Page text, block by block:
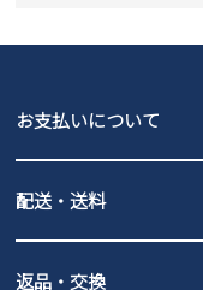
GAP
瞬足
お支払いについて
PayPay（オンライン決
配送・送料
北海道・本州・四国・九
全国一律…220円（税込）
返品・交換